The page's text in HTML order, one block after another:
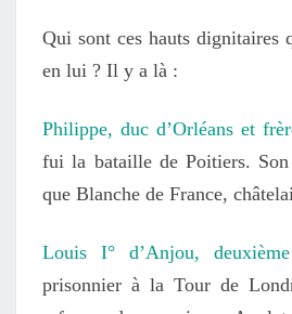
Qui sont ces hauts dignitaires
en lui ? Il y a là :
Philippe, duc d’Orléans et
fui la bataille de Poitiers. Son
que Blanche de France,
Louis I° d’Anjou,
prisonnier à la Tour de